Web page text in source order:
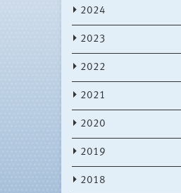
2024
2023
2022
2021
2020
2019
2018